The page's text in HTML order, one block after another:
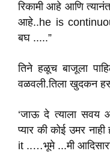
रिकामी आहे आणि
आहे..he is
बघ .....”
तिने हळूच बाजूला
वळवली.तिला खुदकन
‘जाऊ दे त्याला सवय
प्यार की कोई उमर
it ..…भूमे ...मी